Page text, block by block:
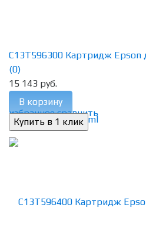
избранное сравнить
C13T596300 Картридж Epson
(0)
15 143 руб.
В корзину